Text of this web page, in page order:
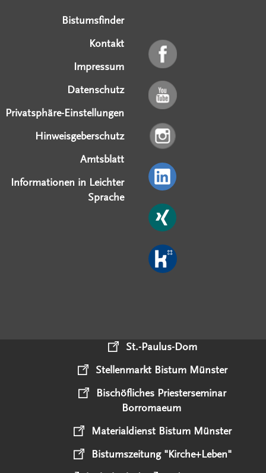
Bistumsfinder
Kontakt
Impressum
Datenschutz
Privatsphäre-Einstellungen
Hinweisgeberschutz
Amtsblatt
Informationen in Leichter
Sprache
St.-Paulus-Dom
Stellenmarkt Bistum Münster
Bischöfliches Priesterseminar
Borromaeum
Materialdienst Bistum Münster
Bistumszeitung "Kirche+Leben"